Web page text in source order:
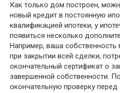
Как только дом построен,
новый кредит в постоянную
квалификацией ипотеки, у
появиться несколько
Например, ваша
при закрытии всей сделки,
окончательный сертификат о
завершенной собственности.
окончательную проверку